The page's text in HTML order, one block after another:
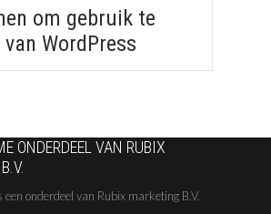
om gebruik te
WordPress
ONDERDEEL VAN RUBIX
onderdeel van Rubix marketing B.V.